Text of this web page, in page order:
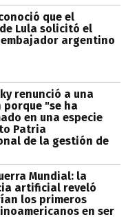
que el
Lula solicitó el
argentino
renunció a una
"se ha
en una especie
Patria
de la gestión de
Mundial: la
artificial reveló
los primeros
en ser